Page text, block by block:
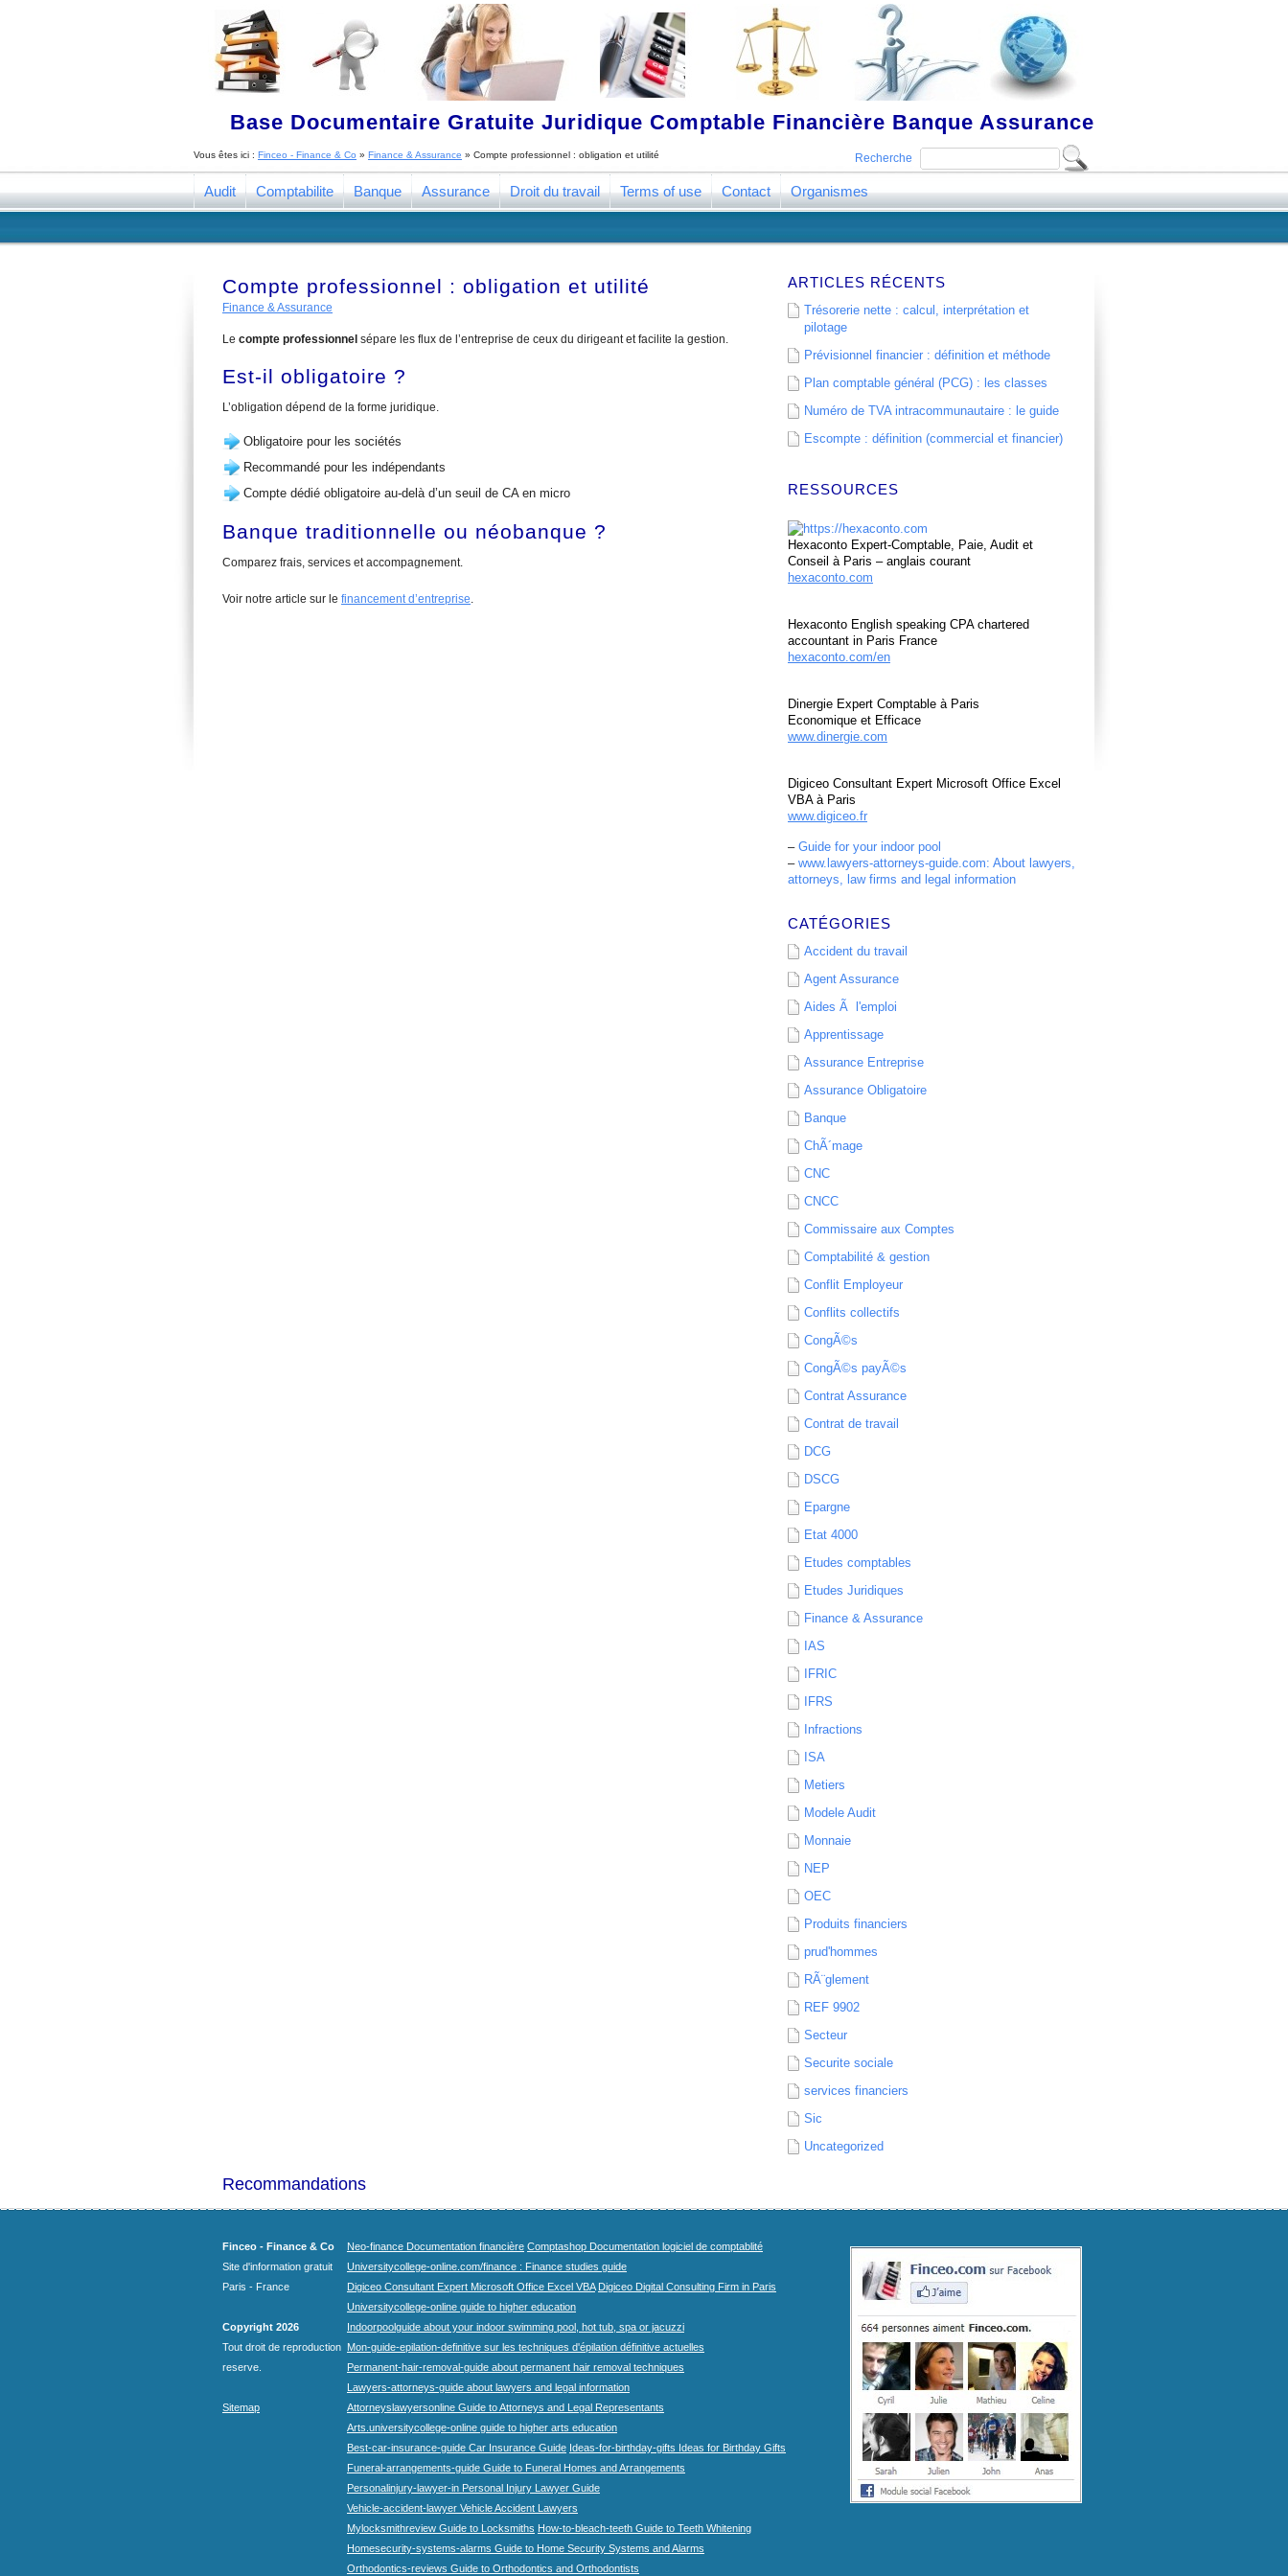
Base Documentaire Gratuite Juridique Comptable Financière Banque Assurance
Recherche
Vous êtes ici : Finceo - Finance & Co » Finance & Assurance » Compte professionnel : obligation et utilité
Audit Comptabilite Banque Assurance Droit du travail Terms of use Contact Organismes
Compte professionnel : obligation et utilité
Finance & Assurance
Le compte professionnel sépare les flux de l’entreprise de ceux du dirigeant et facilite la gestion.
Est-il obligatoire ?
L’obligation dépend de la forme juridique.
Obligatoire pour les sociétés
Recommandé pour les indépendants
Compte dédié obligatoire au-delà d’un seuil de CA en micro
Banque traditionnelle ou néobanque ?
Comparez frais, services et accompagnement.
Voir notre article sur le financement d’entreprise.
ARTICLES RÉCENTS
Trésorerie nette : calcul, interprétation et
pilotage
Prévisionnel financier : définition et méthode
Plan comptable général (PCG) : les classes
Numéro de TVA intracommunautaire : le guide
Escompte : définition (commercial et financier)
RESSOURCES
Hexaconto Expert-Comptable, Paie, Audit et
Conseil à Paris – anglais courant
hexaconto.com
Hexaconto English speaking CPA chartered
accountant in Paris France
hexaconto.com/en
Dinergie Expert Comptable à Paris
Economique et Efficace
www.dinergie.com
Digiceo Consultant Expert Microsoft Office Excel
VBA à Paris
www.digiceo.fr
– Guide for your indoor pool
– www.lawyers-attorneys-guide.com: About lawyers,
attorneys, law firms and legal information
CATÉGORIES
Accident du travail
Agent Assurance
Aides Ã l'emploi
Apprentissage
Assurance Entreprise
Assurance Obligatoire
Banque
ChÃ´mage
CNC
CNCC
Commissaire aux Comptes
Comptabilité & gestion
Conflit Employeur
Conflits collectifs
CongÃ©s
CongÃ©s payÃ©s
Contrat Assurance
Contrat de travail
DCG
DSCG
Epargne
Etat 4000
Etudes comptables
Etudes Juridiques
Finance & Assurance
IAS
IFRIC
IFRS
Infractions
ISA
Metiers
Modele Audit
Monnaie
NEP
OEC
Produits financiers
prud'hommes
RÃ¨glement
REF 9902
Secteur
Securite sociale
services financiers
Sic
Uncategorized
Recommandations
Finceo - Finance & Co
Site d'information gratuit
Paris - France
Copyright 2026
Tout droit de reproduction
reserve.
Sitemap
Neo-finance Documentation financière Comptashop Documentation logiciel de comptablité
Universitycollege-online.com/finance : Finance studies guide
Digiceo Consultant Expert Microsoft Office Excel VBA Digiceo Digital Consulting Firm in Paris
Universitycollege-online guide to higher education
Indoorpoolguide about your indoor swimming pool, hot tub, spa or jacuzzi
Mon-guide-epilation-definitive sur les techniques d'épilation définitive actuelles
Permanent-hair-removal-guide about permanent hair removal techniques
Lawyers-attorneys-guide about lawyers and legal information
Attorneyslawyersonline Guide to Attorneys and Legal Representants
Arts.universitycollege-online guide to higher arts education
Best-car-insurance-guide Car Insurance Guide Ideas-for-birthday-gifts Ideas for Birthday Gifts
Funeral-arrangements-guide Guide to Funeral Homes and Arrangements
Personalinjury-lawyer-in Personal Injury Lawyer Guide
Vehicle-accident-lawyer Vehicle Accident Lawyers
Mylocksmithreview Guide to Locksmiths How-to-bleach-teeth Guide to Teeth Whitening
Homesecurity-systems-alarms Guide to Home Security Systems and Alarms
Orthodontics-reviews Guide to Orthodontics and Orthodontists